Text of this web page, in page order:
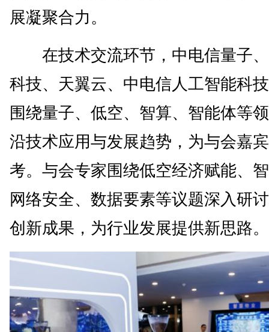
展凝聚合力。
在技术交流环节，中电信量子、
科技、天翼云、中电信人工智能科
围绕量子、低空、智算、智能体等
沿技术应用与发展趋势，为与会嘉
考。与会专家围绕低空经济赋能、
网络安全、数据要素等议题深入研
创新成果，为行业发展提供新思路。